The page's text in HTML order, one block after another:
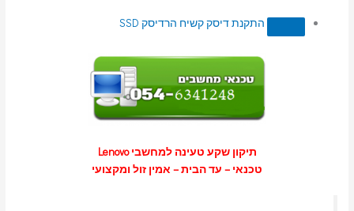
התקנת דיסק קשיח הרדיסק SSD
תיקון שקע טעינה למחשבי Lenovo
טכנאי – עד הבית – אמין זול ומקצועי